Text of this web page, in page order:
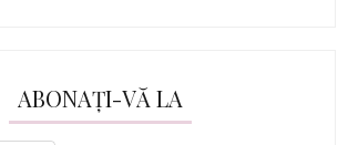
ABONAȚI-VĂ LA